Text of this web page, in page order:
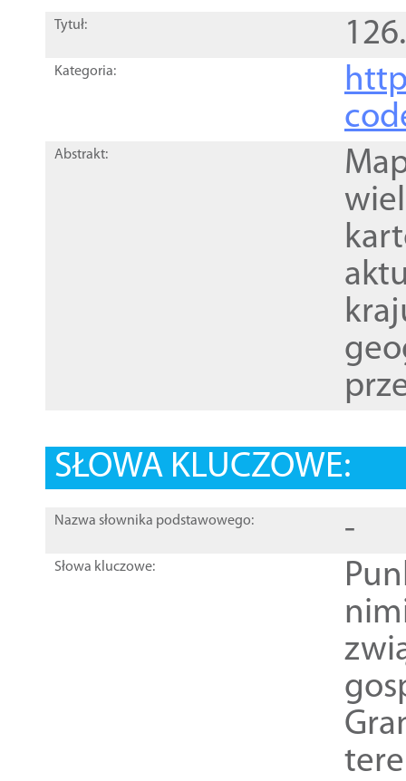
Tytuł:
Kategoria:
Abstrakt:
SŁOWA KLUCZOWE:
Nazwa słownika podstawowego: -
Słowa kluczowe: